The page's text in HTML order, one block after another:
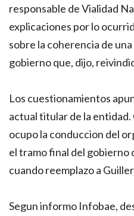
responsable de Vialidad
explicaciones por lo
sobre la coherencia de
gobierno que, dijo,
Los cuestionamientos
actual titular de la entidad.
ocupo la conduccion del
el tramo final del gobierno
cuando reemplazo a
Segun informo Infobae,